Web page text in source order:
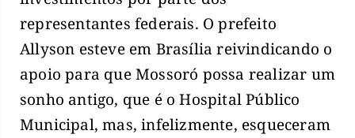
representantes federais. O prefeito
Allyson esteve em Brasília reivindicando o
apoio para que Mossoró possa realizar um
sonho antigo, que é o Hospital Público
Municipal, mas, infelizmente, esqueceram